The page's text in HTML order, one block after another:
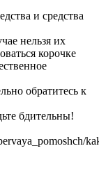
и средства
нельзя их
корочке
обратитесь к
бдительны!